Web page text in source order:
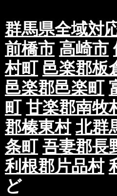
群馬県全域対
前橋市 高崎市
村町 邑楽郡板
邑楽郡邑楽町
町 甘楽郡南牧
郡榛東村 北群
条町 吾妻郡長
利根郡片品村
ど